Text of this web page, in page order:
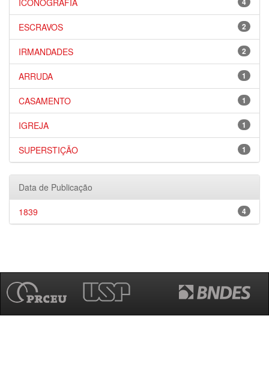
ICONOGRAFIA
2
ESCRAVOS
2
IRMANDADES
1
ARRUDA
1
CASAMENTO
1
IGREJA
1
SUPERSTIÇÃO
Data de Publicação
4
1839